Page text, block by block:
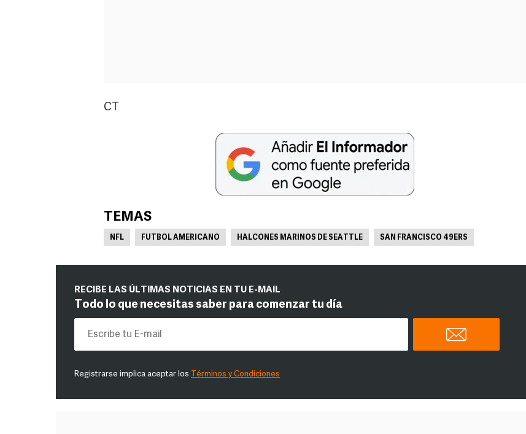
CT
TEMAS
NFL FUTBOL AMERICANO HALCONES MARINOS DE SEATTLE SAN FRANCISCO 49ERS
RECIBE LAS ÚLTIMAS NOTICIAS EN TU E-MAIL
Todo lo que necesitas saber para comenzar tu día
Registrarse implica aceptar los Términos y Condiciones